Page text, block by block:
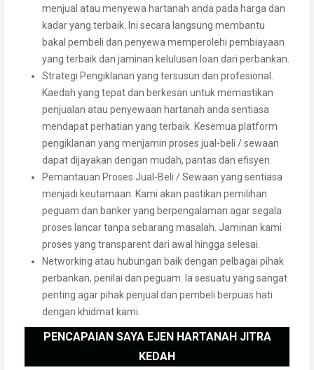
menjual atau menyewa hartanah anda pada harga dan
kadar yang terbaik. Ini secara langsung membantu
bakal pembeli dan penyewa memperolehi pembiayaan
yang terbaik dan jaminan kelulusan loan dari perbankan.
Strategi Pengiklanan yang tersusun dan profesional.
Kaedah yang tepat dan berkesan untuk memastikan
penjualan atau penyewaan hartanah anda sentiasa
mendapat perhatian yang terbaik. Kesemua platform
pengiklanan yang menjamin proses jual-beli / sewaan
dapat dijayakan dengan mudah, pantas dan efisyen.
Pemantauan Proses Jual-Beli / Sewaan yang sentiasa
menjadi keutamaan. Kami akan pastikan pemilihan
peguam dan banker yang berpengalaman agar segala
proses lancar tanpa sebarang masalah. Jaminan kami
proses yang transparent dari awal hingga selesai.
Networking atau hubungan baik dengan pelbagai pihak
perbankan, penilai dan peguam. Ia sesuatu yang sangat
penting agar pihak penjual dan pembeli berpuas hati
dengan khidmat kami.
PENCAPAIAN SAYA EJEN HARTANAH JITRA
KEDAH